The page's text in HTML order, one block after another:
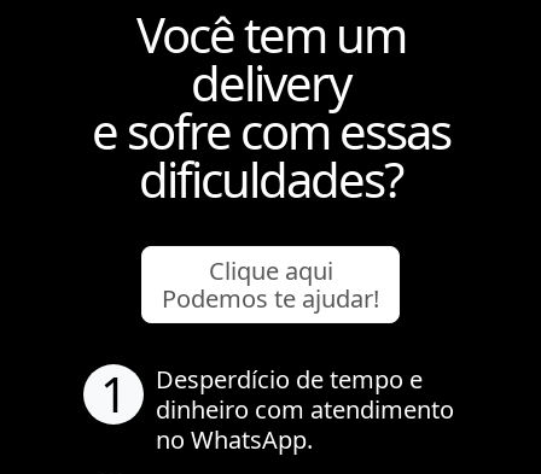
Você tem um
delivery
e sofre com essas
dificuldades?
Clique aqui
Podemos te ajudar!
1
Desperdício de tempo e
dinheiro com atendimento
no WhatsApp.